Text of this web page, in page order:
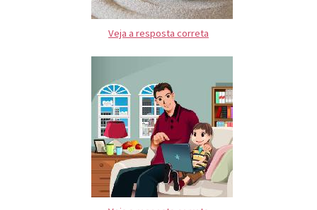
Veja a resposta correta